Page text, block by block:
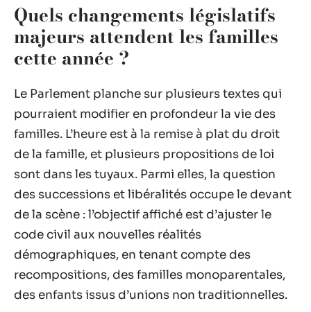
Quels changements législatifs
majeurs attendent les familles
cette année ?
Le Parlement planche sur plusieurs textes qui
pourraient modifier en profondeur la vie des
familles. L’heure est à la remise à plat du droit
de la famille, et plusieurs propositions de loi
sont dans les tuyaux. Parmi elles, la question
des successions et libéralités occupe le devant
de la scène : l’objectif affiché est d’ajuster le
code civil aux nouvelles réalités
démographiques, en tenant compte des
recompositions, des familles monoparentales,
des enfants issus d’unions non traditionnelles.